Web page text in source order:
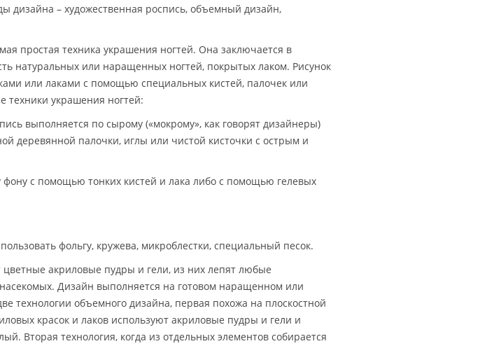
дизайна – художественная роспись, объемный дизайн,
простая техника украшения ногтей. Она заключается в
натуральных или наращенных ногтей, покрытых лаком. Рисунок
или лаками с помощью специальных кистей, палочек или
техники украшения ногтей:
выполняется по сырому («мокрому», как говорят дизайнеры)
деревянной палочки, иглы или чистой кисточки с острым и
фону с помощью тонких кистей и лака либо с помощью гелевых
фольгу, кружева, микроблестки, специальный песок.
акриловые пудры и гели, из них лепят любые
Дизайн выполняется на готовом наращенном или
технологии объемного дизайна, первая похожа на плоскостной
красок и лаков используют акриловые пудры и гели и
Вторая технология, когда из отдельных элементов собирается